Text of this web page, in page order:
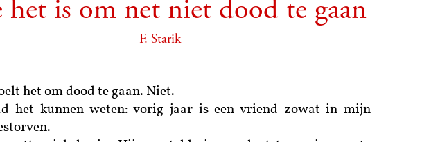
het is om net niet dood te gaan
F. Starik
het om dood te gaan. Niet.
het kunnen weten: vorig jaar is een vriend zowat in mijn